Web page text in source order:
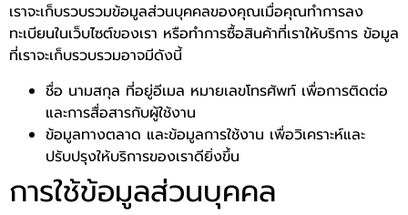
เราจะเก็บรวบรวมข้อมูลส่วนบุคคลของคุณเมื่อคุณทำการลง
ทะเบียนในเว็บไซต์ของเรา หรือทำการซื้อสินค้าที่เราให้บริการ ข้อมูล
ที่เราจะเก็บรวบรวมอาจมีดังนี้
ชื่อ นามสกุล ที่อยู่อีเมล หมายเลขโทรศัพท์ เพื่อการติดต่อ
และการสื่อสารกับผู้ใช้งาน
ข้อมูลทางตลาด และข้อมูลการใช้งาน เพื่อวิเคราะห์และ
ปรับปรุงให้บริการของเราดียิ่งขึ้น
การใช้ข้อมูลส่วนบุคคล